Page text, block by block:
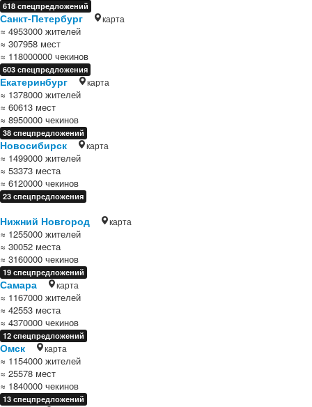
618 спецпредложений
Санкт-Петербург карта
≈ 4953000 жителей
≈ 307958 мест
≈ 118000000 чекинов
603 спецпредложения
Екатеринбург карта
≈ 1378000 жителей
≈ 60613 мест
≈ 8950000 чекинов
38 спецпредложений
Новосибирск карта
≈ 1499000 жителей
≈ 53373 места
≈ 6120000 чекинов
23 спецпредложения
Нижний Новгород карта
≈ 1255000 жителей
≈ 30052 места
≈ 3160000 чекинов
19 спецпредложений
Самара карта
≈ 1167000 жителей
≈ 42553 места
≈ 4370000 чекинов
12 спецпредложений
Омск карта
≈ 1154000 жителей
≈ 25578 мест
≈ 1840000 чекинов
13 спецпредложений